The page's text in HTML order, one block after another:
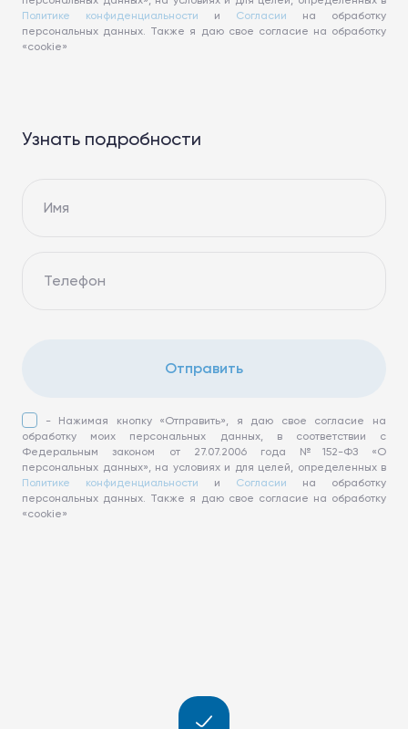
Политике конфиденциальности и Согласии на обработку
персональных данных. Также я даю свое согласие на обработку
«cookie»
Узнать подробности
Имя
Телефон
Отправить
- Нажимая кнопку «Отправить», я даю свое согласие на
обработку моих персональных данных, в соответствии с
Федеральным законом от 27.07.2006 года №152-ФЗ «О
персональных данных», на условиях и для целей, определенных в
Политике конфиденциальности и Согласии на обработку
персональных данных. Также я даю свое согласие на обработку
«cookie»